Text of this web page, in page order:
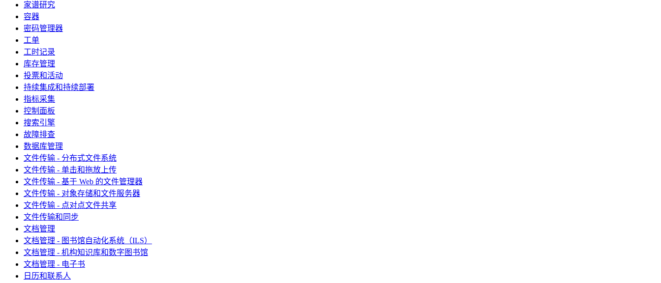
家谱研究
容器
密码管理器
工单
工时记录
库存管理
投票和活动
持续集成和持续部署
指标采集
控制面板
搜索引擎
故障排查
数据库管理
文件传输 - 分布式文件系统
文件传输 - 单击和拖放上传
文件传输 - 基于 Web 的文件管理器
文件传输 - 对象存储和文件服务器
文件传输 - 点对点文件共享
文件传输和同步
文档管理
文档管理 - 图书馆自动化系统（ILS）
文档管理 - 机构知识库和数字图书馆
文档管理 - 电子书
日历和联系人